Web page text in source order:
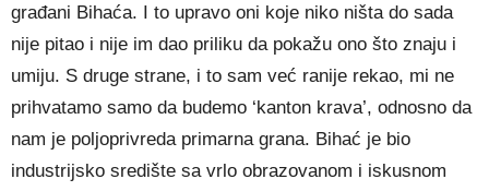
građani Bihaća. I to upravo oni koje niko ništa do sada
nije pitao i nije im dao priliku da pokažu ono što znaju i
umiju. S druge strane, i to sam već ranije rekao, mi ne
prihvatamo samo da budemo ‘kanton krava’, odnosno da
nam je poljoprivreda primarna grana. Bihać je bio
industrijsko središte sa vrlo obrazovanom i iskusnom